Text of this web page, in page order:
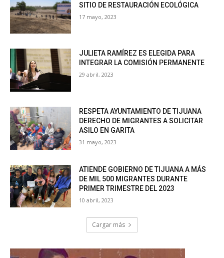
SITIO DE RESTAURACIÓN ECOLÓGICA
17 mayo, 2023
JULIETA RAMÍREZ ES ELEGIDA PARA
INTEGRAR LA COMISIÓN PERMANENTE
29 abril, 2023
RESPETA AYUNTAMIENTO DE TIJUANA
DERECHO DE MIGRANTES A SOLICITAR
ASILO EN GARITA
31 mayo, 2023
ATIENDE GOBIERNO DE TIJUANA A MÁS
DE MIL 500 MIGRANTES DURANTE
PRIMER TRIMESTRE DEL 2023
10 abril, 2023
Cargar más